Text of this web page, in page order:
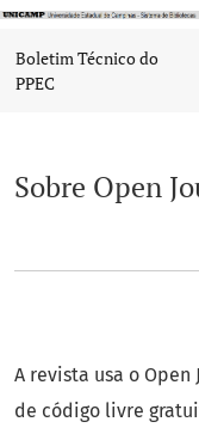
Boletim Técnico do
PPEC
Sobre Open
A revista usa o Open
de código livre